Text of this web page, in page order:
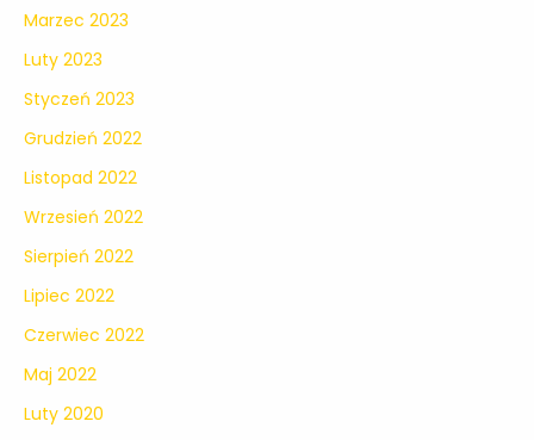
Marzec 2023
Luty 2023
Styczeń 2023
Grudzień 2022
Listopad 2022
Wrzesień 2022
Sierpień 2022
Lipiec 2022
Czerwiec 2022
Maj 2022
Luty 2020